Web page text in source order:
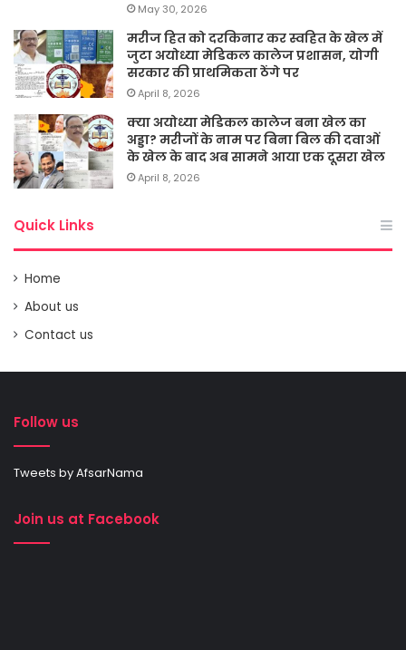
May 30, 2026
मरीज हित को दरकिनार कर स्वहित के खेल में
जुटा अयोध्या मेडिकल कालेज प्रशासन, योगी
सरकार की प्राथमिकता ठेंगे पर
April 8, 2026
क्या अयोध्या मेडिकल कालेज बना खेल का
अड्डा? मरीजों के नाम पर बिना बिल की दवाओं
के खेल के बाद अब सामने आया एक दूसरा खेल
April 8, 2026
Quick Links
Home
About us
Contact us
Follow us
Tweets by AfsarNama
Join us at Facebook